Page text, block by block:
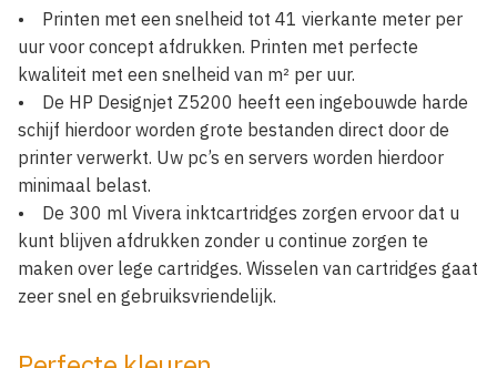
• Printen met een snelheid tot 41 vierkante meter per
uur voor concept afdrukken. Printen met perfecte
kwaliteit met een snelheid van m² per uur.
• De HP Designjet Z5200 heeft een ingebouwde harde
schijf hierdoor worden grote bestanden direct door de
printer verwerkt. Uw pc’s en servers worden hierdoor
minimaal belast.
• De 300 ml Vivera inktcartridges zorgen ervoor dat u
kunt blijven afdrukken zonder u continue zorgen te
maken over lege cartridges. Wisselen van cartridges gaat
zeer snel en gebruiksvriendelijk.